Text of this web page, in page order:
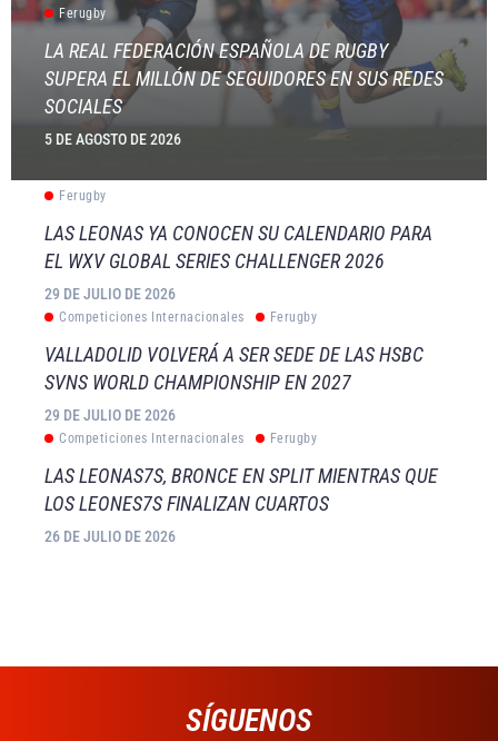
Ferugby
LA REAL FEDERACIÓN ESPAÑOLA DE RUGBY
SUPERA EL MILLÓN DE SEGUIDORES EN SUS REDES
SOCIALES
5 DE AGOSTO DE 2026
Ferugby
LAS LEONAS YA CONOCEN SU CALENDARIO PARA
EL WXV GLOBAL SERIES CHALLENGER 2026
29 DE JULIO DE 2026
Competiciones Internacionales Ferugby
VALLADOLID VOLVERÁ A SER SEDE DE LAS HSBC
SVNS WORLD CHAMPIONSHIP EN 2027
29 DE JULIO DE 2026
Competiciones Internacionales Ferugby
LAS LEONAS7S, BRONCE EN SPLIT MIENTRAS QUE
LOS LEONES7S FINALIZAN CUARTOS
26 DE JULIO DE 2026
SÍGUENOS